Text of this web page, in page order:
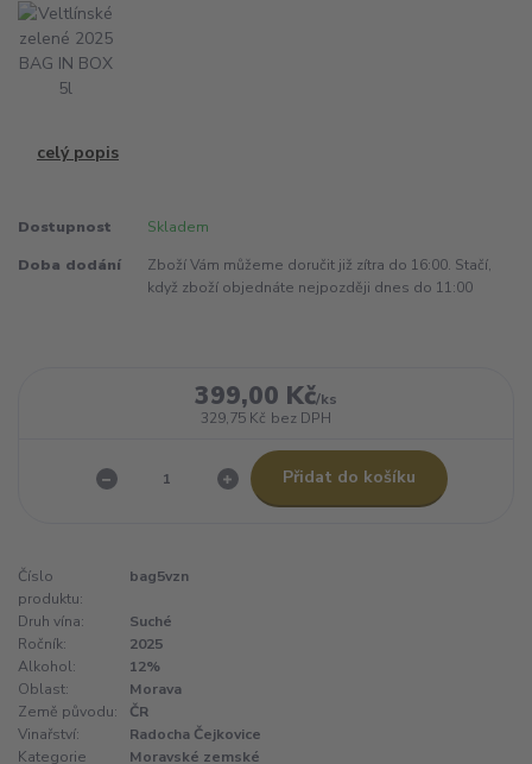
celý popis
Dostupnost Skladem
Doba dodání
Zboží Vám můžeme doručit již zítra do 16:00. Stačí,
když zboží objednáte nejpozději dnes do 11:00
399,00 Kč/ks
329,75 Kč bez DPH
Přidat do košíku
Číslo
produktu:
bag5vzn
Druh vína:
Suché
Ročník:
2025
Alkohol:
12%
Oblast:
Morava
Země původu:
ČR
Vinařství:
Radocha Čejkovice
Kategorie
Moravské zemské